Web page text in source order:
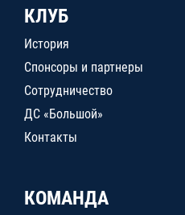
КЛУБ
История
Спонсоры и партнеры
Сотрудничество
ДС «Большой»
Контакты
КОМАНДА